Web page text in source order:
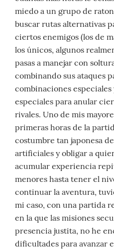
miedo a un grupo de
buscar rutas alternativas
ciertos enemigos (los de
los únicos, algunos
pasas a manejar con
combinando sus ataques
combinaciones
especiales para anular
rivales. Uno de mis
primeras horas de la
costumbre tan japonesa
artificiales y obligar a
acumular experiencia
menores hasta tener el
continuar la aventura,
mi caso, con una partida
en la que las misiones
presencia justita, no he
dificultades para avanzar